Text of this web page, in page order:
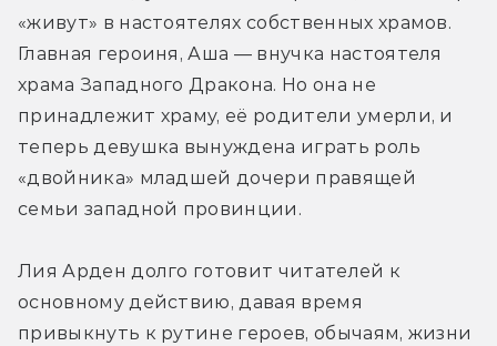
«живут» в настоятелях собственных храмов.
Главная героиня, Аша — внучка настоятеля
храма Западного Дракона. Но она не
принадлежит храму, её родители умерли, и
теперь девушка вынуждена играть роль
«двойника» младшей дочери правящей
семьи западной провинции.
Лия Арден долго готовит читателей к
основному действию, давая время
привыкнуть к рутине героев, обычаям, жизни